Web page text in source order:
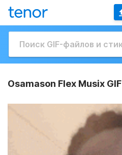
Osamason Flex Musix GIF